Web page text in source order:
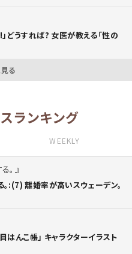
どうすれば? 女医が教える「性の
る
ランキング
WEEKLY
。
:(7) 離婚率が高いスウェーデン。
はんこ帳」 キャラクターイラスト